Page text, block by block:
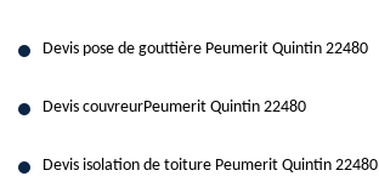
Devis pose de gouttière Peumerit Quintin 22480
Devis couvreurPeumerit Quintin 22480
Devis isolation de toiture Peumerit Quintin 22480